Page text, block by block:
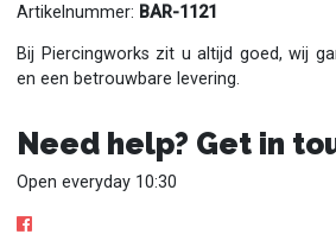
Artikelnummer: BAR-1121
Bij Piercingworks zit u altijd goed, wij
en een betrouwbare levering.
Need help? Get in
Open everyday 10:30